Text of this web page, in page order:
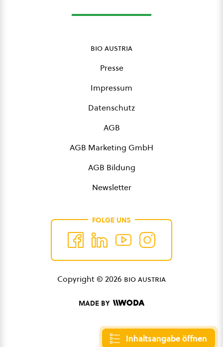
Inhaltsangabe öffnen
bio austria
Presse
Impressum
Datenschutz
AGB
AGB Marketing GmbH
AGB Bildung
Newsletter
FOLGE UNS
Copyright © 2026 bio austria
MADE BY